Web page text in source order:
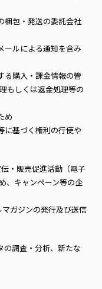
梱包・発送の委託会社
ールによる通知を含み
る購入・課金情報の管
もしくは返金処理等の
め
に基づく権利の行使や
・販売促進活動（電子
、キャンペーン等の企
ガジンの発行及び送信
の調査・分析、新たな